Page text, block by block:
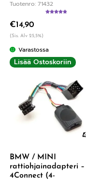
Tuotenro: 71432
€14,90
(Sis. Alv 25,5%)
Varastossa
Lisää Ostoskoriin
BMW / MINI
rattiohjainadapteri –
4Connect (4-